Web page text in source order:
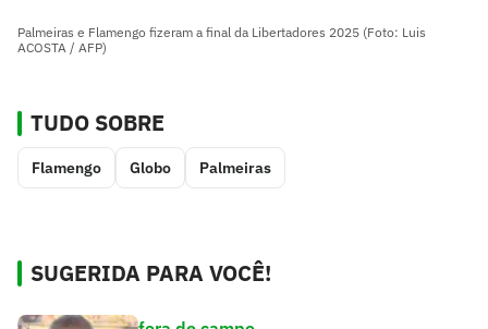
Palmeiras e Flamengo fizeram a final da Libertadores 2025 (Foto: Luis
ACOSTA / AFP)
TUDO SOBRE
Flamengo Globo Palmeiras
SUGERIDA PARA VOCÊ!